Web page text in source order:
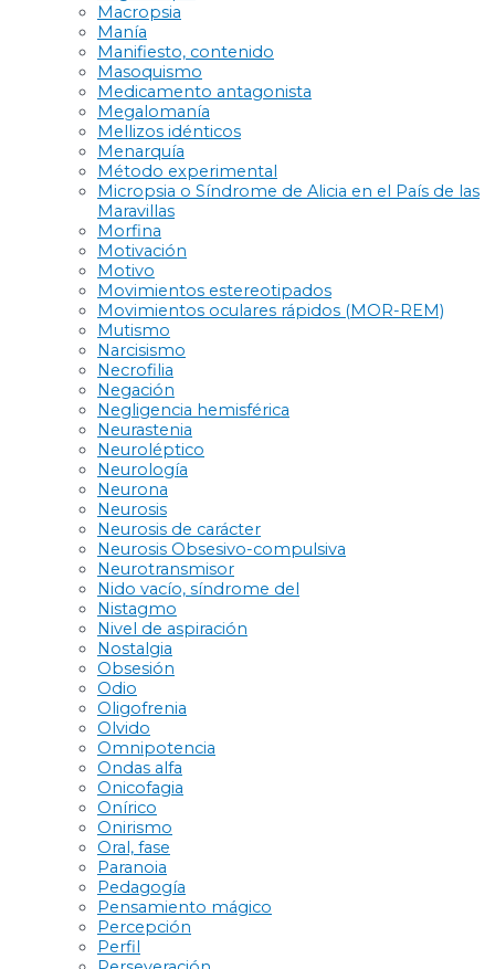
Macropsia
Manía
Manifiesto, contenido
Masoquismo
Medicamento antagonista
Megalomanía
Mellizos idénticos
Menarquía
Método experimental
Micropsia o Síndrome de Alicia en el País de las
Maravillas
Morfina
Motivación
Motivo
Movimientos estereotipados
Movimientos oculares rápidos (MOR-REM)
Mutismo
Narcisismo
Necrofilia
Negación
Negligencia hemisférica
Neurastenia
Neuroléptico
Neurología
Neurona
Neurosis
Neurosis de carácter
Neurosis Obsesivo-compulsiva
Neurotransmisor
Nido vacío, síndrome del
Nistagmo
Nivel de aspiración
Nostalgia
Obsesión
Odio
Oligofrenia
Olvido
Omnipotencia
Ondas alfa
Onicofagia
Onírico
Onirismo
Oral, fase
Paranoia
Pedagogía
Pensamiento mágico
Percepción
Perfil